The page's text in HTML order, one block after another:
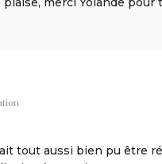
tout aussi bien pu être